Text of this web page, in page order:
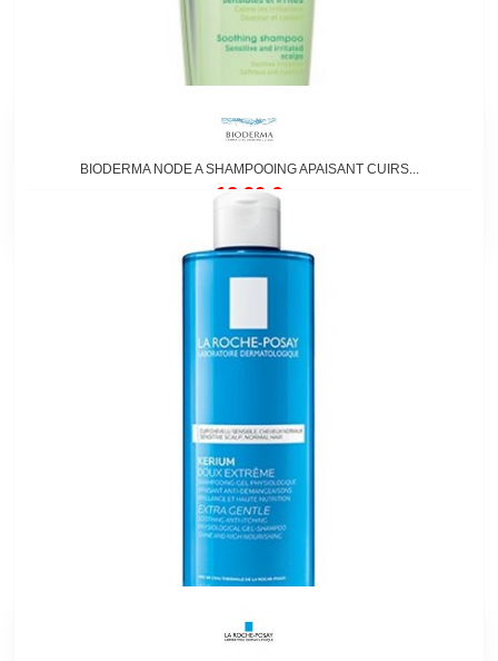
BIODERMA NODE A SHAMPOOING APAISANT CUIRS...
12,90 €